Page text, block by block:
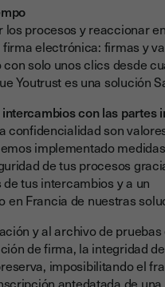
los procesos y reaccionar
electrónica: firmas y
solo unos clics desde
Youtrust es una solución
con las partes
confidencialidad son
implementado
de tus procesos
tus intercambios y a un
en Francia de nuestras
y al archivo de
de firma, la integridad
imposibilitando el
antedatada de una